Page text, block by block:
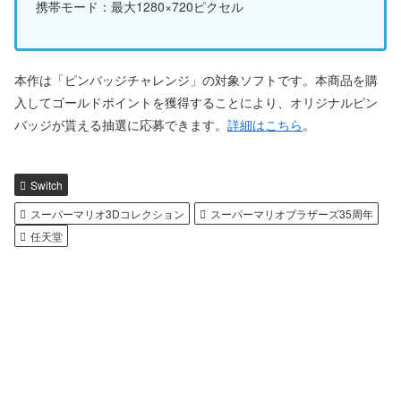
携帯モード：最大1280×720ピクセル
本作は「ピンバッジチャレンジ」の対象ソフトです。本商品を購
入してゴールドポイントを獲得することにより、オリジナルピン
バッジが貰える抽選に応募できます。 詳細はこちら 。
Switch
スーパーマリオ3Dコレクション
スーパーマリオブラザーズ35周年
任天堂